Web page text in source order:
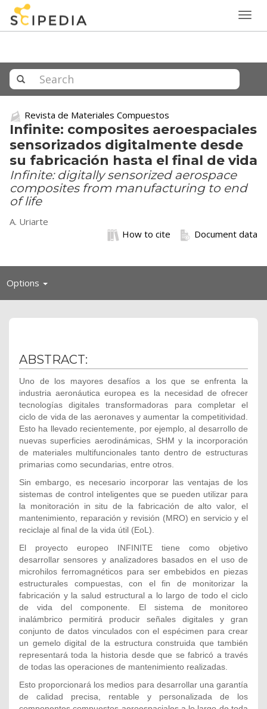
Revista de Materiales Compuestos
Infinite: composites aeroespaciales
sensorizados digitalmente desde
su fabricación hasta el final de vida
Infinite: digitally sensorized aerospace
composites from manufacturing to end
of life
A. Uriarte
Document data
How to cite
Options Toggle
ABSTRACT:
Uno de los mayores desafíos a los que se enfrenta la
industria aeronáutica europea es la necesidad de ofrecer
tecnologías digitales transformadoras para completar el
ciclo de vida de las aeronaves y aumentar la competitividad.
Esto ha llevado recientemente, por ejemplo, al desarrollo de
nuevas superficies aerodinámicas, SHM y la incorporación
de materiales multifuncionales tanto dentro de estructuras
primarias como secundarias, entre otros.
Sin embargo, es necesario incorporar las ventajas de los
sistemas de control inteligentes que se pueden utilizar para
la monitoración in situ de la fabricación de alto valor, el
mantenimiento, reparación y revisión (MRO) en servicio y el
reciclaje al final de la vida útil (EoL).
El proyecto europeo INFINITE tiene como objetivo
desarrollar sensores y analizadores basados en el uso de
microhilos ferromagnéticos para ser embebidos en piezas
estructurales compuestas, con el fin de monitorizar la
fabricación y la salud estructural a lo largo de todo el ciclo
de vida del componente. El sistema de monitoreo
inalámbrico permitirá producir señales digitales y gran
conjunto de datos vinculados con el espécimen para crear
un gemelo digital de la estructura construida que también
representará toda la historia desde que se fabricó a través
de todas las operaciones de mantenimiento realizadas.
Esto proporcionará los medios para desarrollar una garantía
de calidad precisa, rentable y personalizada de los